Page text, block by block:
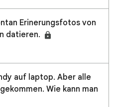
Erinerungsfotos von
datieren.
auf laptop. Aber alle
Wie kann man